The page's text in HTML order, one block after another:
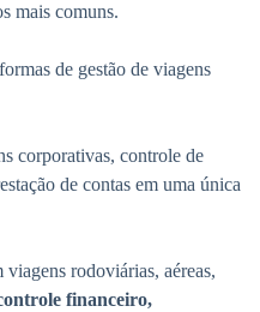
mais comuns.
de gestão de viagens
corporativas, controle de
de contas em uma única
viagens rodoviárias, aéreas,
financeiro,